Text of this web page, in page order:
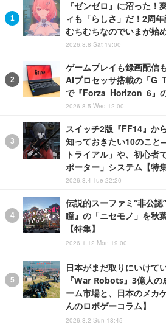
『ゼンゼロ』に沼った！
ィも「らしさ」だ！2周
むちむちなのでいまが始
2026.8.8 Sat 19:00
ゲームプレイも録画配
AIプロセッサ搭載の「G
で『Forza Horizon 6』
2026.8.5 Wed 12:00
スイッチ2版『FF14』か
知っておきたい10のこと
トライアル」や、初心者
ポーター」システム【特集
2026.8.4 Tue 22:20
伝説的スーファミ“非公
瞳』の「ニセモノ」を秋
【特集】
2026.1.12 Mon 19:00
日本がまだ取りにいけて
『War Robots』3億人
ーム市場と、日本のメカ
んのロボゲーコラム】
2026.8.2 Sun 18:45